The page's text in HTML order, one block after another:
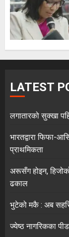
LATEST
लगातारको सुक्खा
भारतद्वारा फिफा-
प्राथमिकता
अरूसँग होइन,
ढकाल
भुटेको मकै : अब
ज्येष्ठ नागरिकका